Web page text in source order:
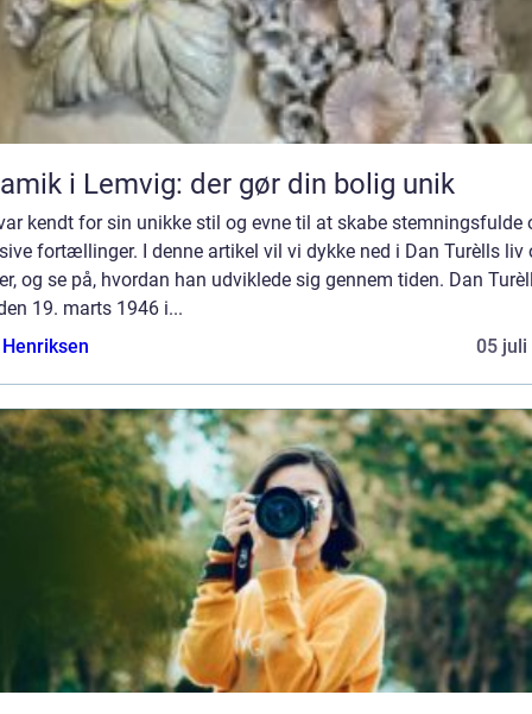
i Lemvig: der gør din bolig unik
kendt for sin unikke stil og evne til at skabe stemningsfulde
fortællinger. I denne artikel vil vi dykke ned i Dan Turèlls liv
og se på, hvordan han udviklede sig gennem tiden. Dan
19. marts 1946 i...
05 juli